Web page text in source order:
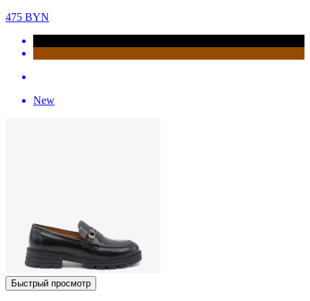
475 BYN
New
Быстрый просмотр